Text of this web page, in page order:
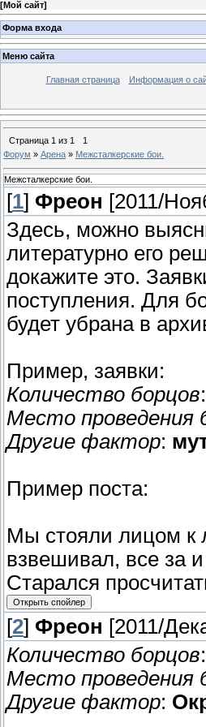
[Мой сайт]
Форма входа
Меню сайта
Главная страница Информация о
Страница 1 из 1
1
Форум » Арена » Межсталкерские бои.
Межсталкерские бои.
[1] Фреон [2011/
Здесь, можно
литературно его
докажите это.
поступления. Для
будет убрана в
Пример, заявки:
Количество борцов:
Место проведения
Другие фактор:
Пример поста:
Мы стояли лицом к
взвешивал, все за
Старался
[2] Фреон [2011/
Количество борцов:
Место проведения
Другие фактор: